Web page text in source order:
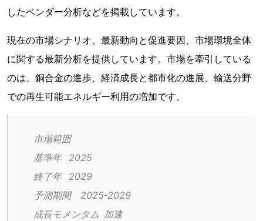
したベンダー分析などを掲載しています。
現在の市場シナリオ、最新動向と促進要因、市場環境全体
に関する最新分析を提供しています。市場を牽引している
のは、銅合金の進歩、経済成長と都市化の進展、輸送分野
での再生可能エネルギー利用の増加です。
市場範囲
基準年	2025
終了年	2029
予測期間	2025-2029
成長モメンタム	加速